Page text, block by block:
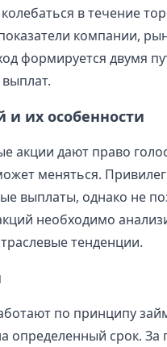
в течение
компании,
формируется двумя
и их особенности
акции дают право
меняться.
выплаты, однако не
необходимо
тенденции.
по принципу
определенный срок.